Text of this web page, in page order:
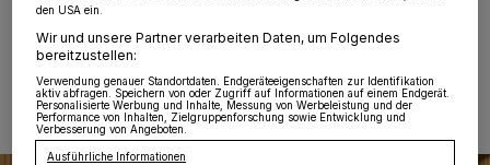
14.06.2021 , 10:44 Uhr
den USA ein.
Wir und unsere Partner verarbeiten Daten, um Folgendes
bereitzustellen:
Verwendung genauer Standortdaten. Endgeräteeigenschaften zur Identifikation
aktiv abfragen. Speichern von oder Zugriff auf Informationen auf einem Endgerät.
Personalisierte Werbung und Inhalte, Messung von Werbeleistung und der
Performance von Inhalten, Zielgruppenforschung sowie Entwicklung und
Verbesserung von Angeboten.
Ausführliche Informationen